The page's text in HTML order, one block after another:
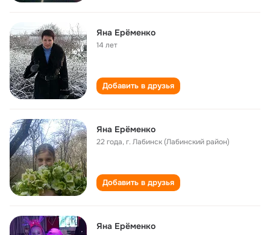
Яна Ерёменко
14 лет
Добавить в друзья
Яна Ерёменко
22 года,г. Лабинск (Лабинский район)
Добавить в друзья
Яна Ерёменко